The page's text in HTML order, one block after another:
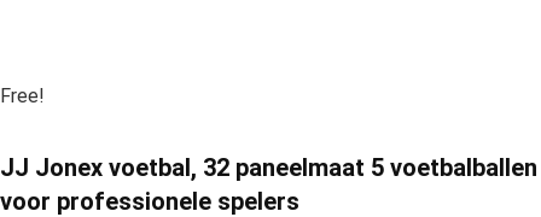
Free!
JJ Jonex voetbal, 32 paneelmaat 5 voetbalballen
voor professionele spelers